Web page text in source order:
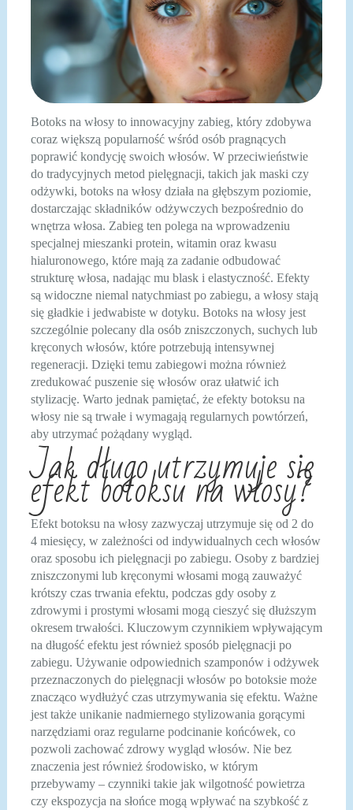
Botoks na włosy to innowacyjny zabieg, który zdobywa
coraz większą popularność wśród osób pragnących
poprawić kondycję swoich włosów. W przeciwieństwie
do tradycyjnych metod pielęgnacji, takich jak maski czy
odżywki, botoks na włosy działa na głębszym poziomie,
dostarczając składników odżywczych bezpośrednio do
wnętrza włosa. Zabieg ten polega na wprowadzeniu
specjalnej mieszanki protein, witamin oraz kwasu
hialuronowego, które mają za zadanie odbudować
strukturę włosa, nadając mu blask i elastyczność. Efekty
są widoczne niemal natychmiast po zabiegu, a włosy stają
się gładkie i jedwabiste w dotyku. Botoks na włosy jest
szczególnie polecany dla osób zniszczonych, suchych lub
kręconych włosów, które potrzebują intensywnej
regeneracji. Dzięki temu zabiegowi można również
zredukować puszenie się włosów oraz ułatwić ich
stylizację. Warto jednak pamiętać, że efekty botoksu na
włosy nie są trwałe i wymagają regularnych powtórzeń,
aby utrzymać pożądany wygląd.
Jak długo utrzymuje się
efekt botoksu na włosy?
Efekt botoksu na włosy zazwyczaj utrzymuje się od 2 do
4 miesięcy, w zależności od indywidualnych cech włosów
oraz sposobu ich pielęgnacji po zabiegu. Osoby z bardziej
zniszczonymi lub kręconymi włosami mogą zauważyć
krótszy czas trwania efektu, podczas gdy osoby z
zdrowymi i prostymi włosami mogą cieszyć się dłuższym
okresem trwałości. Kluczowym czynnikiem wpływającym
na długość efektu jest również sposób pielęgnacji po
zabiegu. Używanie odpowiednich szamponów i odżywek
przeznaczonych do pielęgnacji włosów po botoksie może
znacząco wydłużyć czas utrzymywania się efektu. Ważne
jest także unikanie nadmiernego stylizowania gorącymi
narzędziami oraz regularne podcinanie końcówek, co
pozwoli zachować zdrowy wygląd włosów. Nie bez
znaczenia jest również środowisko, w którym
przebywamy – czynniki takie jak wilgotność powietrza
czy ekspozycja na słońce mogą wpływać na szybkość z